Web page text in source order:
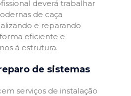
deverá trabalhar
de caça
e reparando
eficiente e
à estrutura.
de sistemas
serviços de instalação